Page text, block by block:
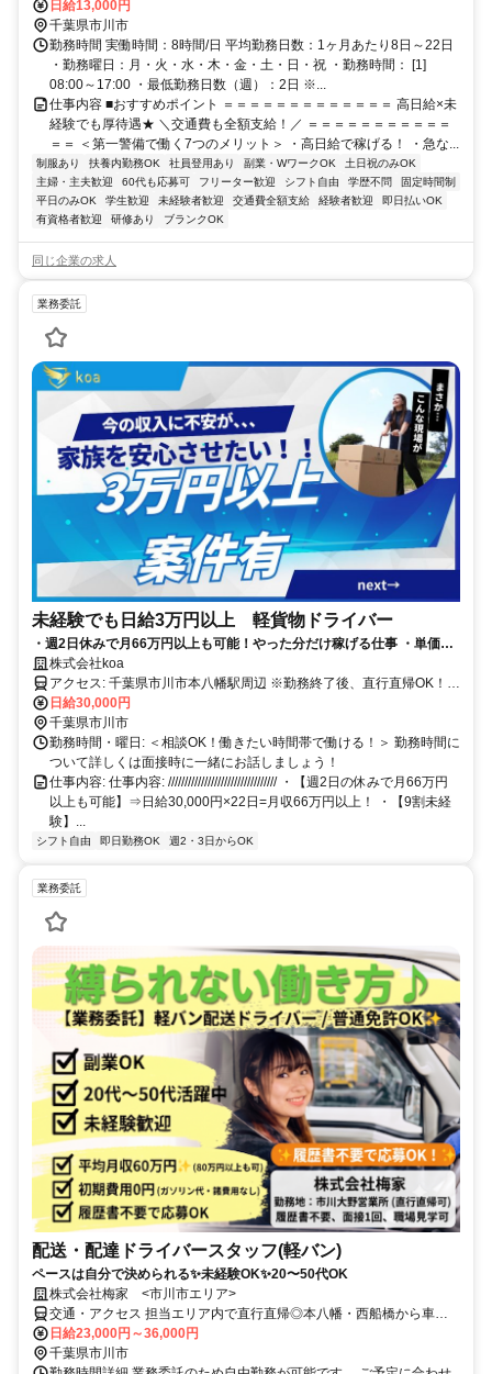
ＪＲ総武本線 下総中山北口徒歩約11分 直行直帰OK＊交通費全額支給
＊
日給13,000円
千葉県市川市
勤務時間 実働時間：8時間/日 平均勤務日数：1ヶ月あたり8日～22日
・勤務曜日：月・火・水・木・金・土・日・祝 ・勤務時間： [1]
08:00～17:00 ・最低勤務日数（週）：2日 ※...
仕事内容 ■おすすめポイント ＝＝＝＝＝＝＝＝＝＝＝＝＝ 高日給×未
経験でも厚待遇★ ＼交通費も全額支給！／ ＝＝＝＝＝＝＝＝＝＝＝
＝＝ ＜第一警備で働く7つのメリット＞ ・高日給で稼げる！ ・急な...
制服あり 扶養内勤務OK 社員登用あり 副業・WワークOK
土日祝のみOK
主婦・主夫歓迎
60代も応募可 フリーター歓迎 シフト自由 学歴不問
固定時間制
平日のみOK
学生歓迎 未経験者歓迎 交通費全額支給 経験者歓迎
即日払いOK
有資格者歓迎
研修あり ブランクOK
同じ企業の求人
業務委託
未経験でも日給3万円以上 軽貨物ドライバー
・週2日休みで月66万円以上も可能！やった分だけ稼げる仕事 ・単価
180円×180個＝日給32,400円！月収80万円超えも目指せる ・未経験歓
迎／週払いOK／直行直帰OK
株式会社koa
アクセス: 千葉県市川市本八幡駅周辺 ※勤務終了後、直行直帰OK！
※車がない方向けにリース制度あり（休日は自家用車として使用
OK！）
日給30,000円
千葉県市川市
勤務時間・曜日: ＜相談OK！働きたい時間帯で働ける！＞ 勤務時間に
ついて詳しくは面接時に一緒にお話しましょう！
仕事内容: 仕事内容: ///////////////////////////////// ・【週2日の休みで月66万円
以上も可能】⇒日給30,000円×22日=月収66万円以上！ ・【9割未経
験】...
シフト自由 即日勤務OK 週2・3日からOK
業務委託
配送・配達ドライバースタッフ(軽バン)
ペースは自分で決められる✨未経験OK✨20〜50代OK
株式会社梅家 <市川市エリア>
交通・アクセス 担当エリア内で直行直帰◎本八幡・西船橋から車
15〜20分、船橋・新鎌ケ谷から20〜25分。
日給23,000円～36,000円
千葉県市川市